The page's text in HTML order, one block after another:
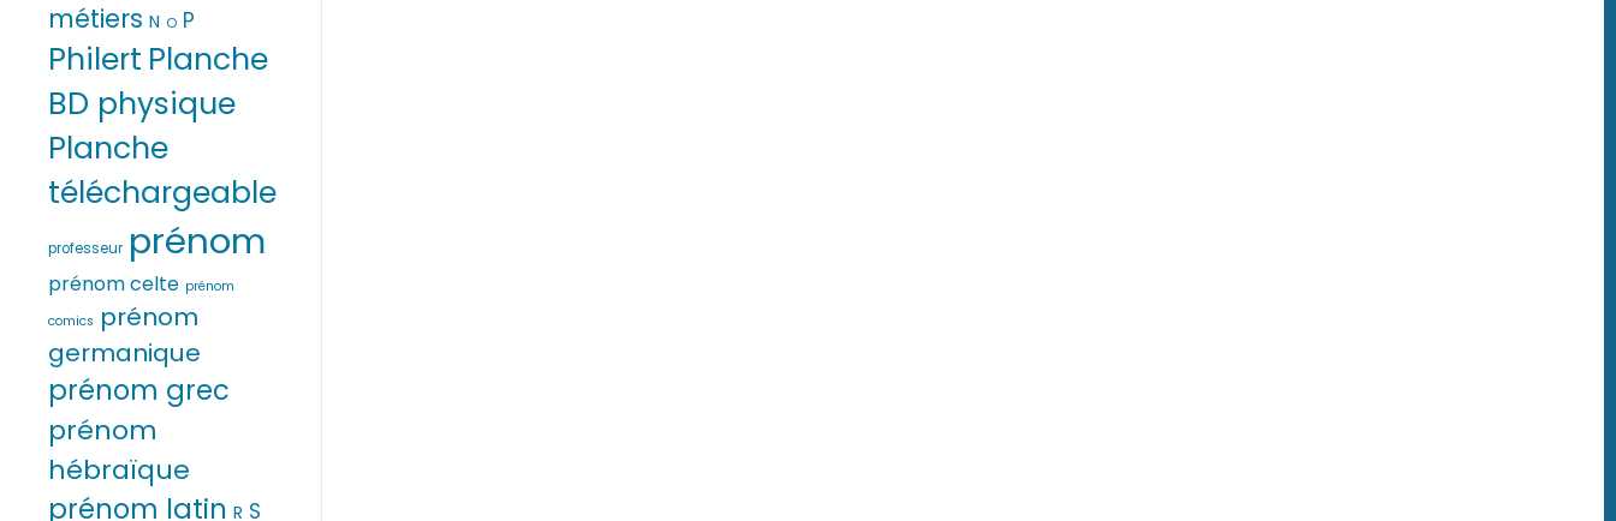
métiers N O P
Philert Planche
BD physique
Planche
téléchargeable
professeur prénom
prénom celte prénom
comics prénom
germanique
prénom grec
prénom
hébraïque
prénom latin R S